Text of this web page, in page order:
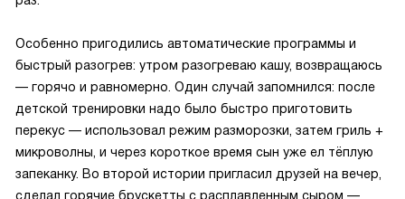
Особенно пригодились автоматические программы и
быстрый разогрев: утром разогреваю кашу, возвращаюсь
— горячо и равномерно. Один случай запомнился: после
детской тренировки надо было быстро приготовить
перекус — использовал режим разморозки, затем гриль +
микроволны, и через короткое время сын уже ел тёплую
запеканку. Во второй истории пригласил друзей на вечер,
сделал горячие брускетты с расплавленным сыром —